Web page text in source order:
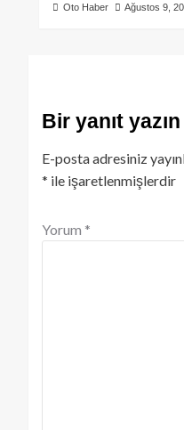
Oto Haber Ağustos 9,
Bir yanıt yazın
E-posta adresiniz
* ile işaretlenmişlerdir
Yorum *